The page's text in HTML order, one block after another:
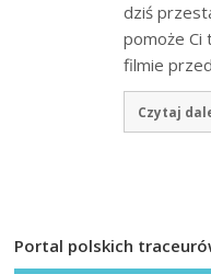
dziś
pomoże Ci
filmie
Czytaj
Portal polskich